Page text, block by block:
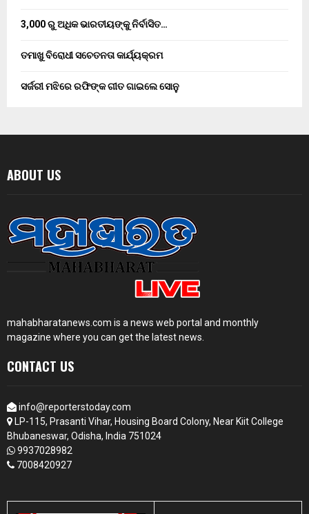
3,000 ରୁ ଅଧିକ ଭାରତୀୟଙ୍କୁ ନିର୍ବାସିତ…
ତମାଖୁ ବିରୋଧୀ ସଚେତନତା କାର୍ଯ୍ୟକ୍ରମ
ସର୍ଜରୀ ମଝିରେ ରଫିଙ୍କ ଗୀତ ଗାଇଲେ ସୋନୁ
ABOUT US
mahabharatanews.com is a news web portal and monthly
magazine where you can get the latest news.
CONTACT US
info@reporterstoday.com
LP-115, Prasanti Vihar, Housing Board Colony, Near Kiit College
Bhubaneswar, Odisha, India 751024
9937028982
7008420927